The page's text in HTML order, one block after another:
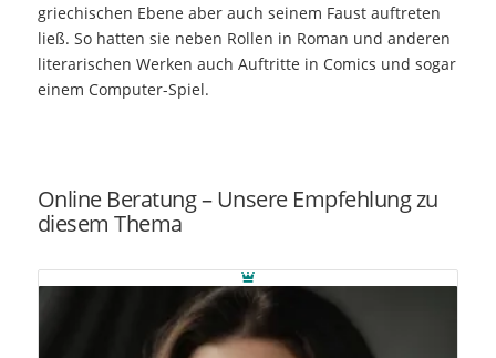
griechischen Ebene aber auch seinem Faust auftreten
ließ. So hatten sie neben Rollen in Roman und anderen
literarischen Werken auch Auftritte in Comics und sogar
einem Computer-Spiel.
Online Beratung – Unsere Empfehlung zu
diesem Thema